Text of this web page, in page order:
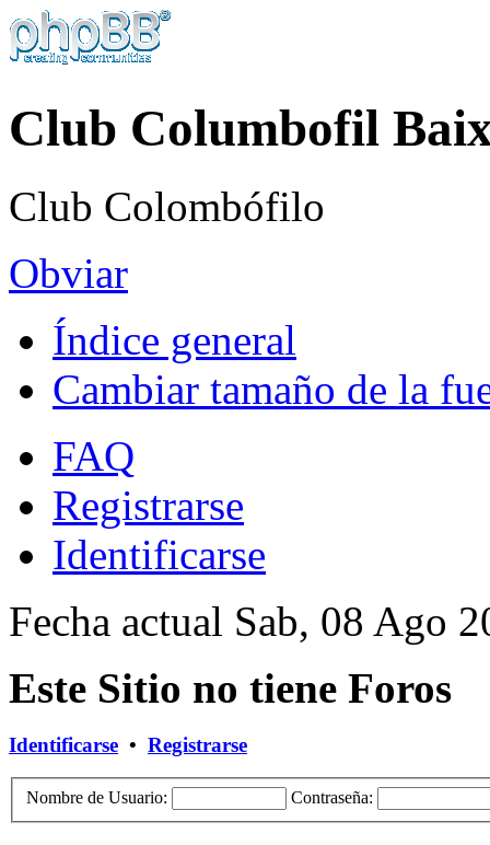
Club Columbofil
Club Colombófilo
Obviar
Índice general
Cambiar tamaño de la
FAQ
Registrarse
Identificarse
Fecha actual Sab, 08 Ago
Este Sitio no tiene Foros
Identificarse • Registrarse
Nombre de Usuario: Contraseña: